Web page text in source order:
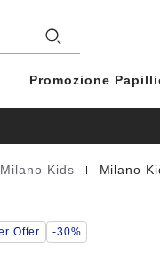
Promozione
Milano Kids Milano
Offer -30%